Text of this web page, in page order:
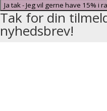
Ja tak - Jeg vil gerne have 15% i
Tak for din
nyhedsbrev!